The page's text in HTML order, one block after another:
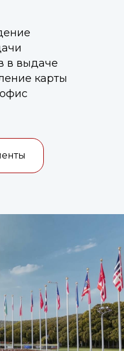
в выдаче
карты